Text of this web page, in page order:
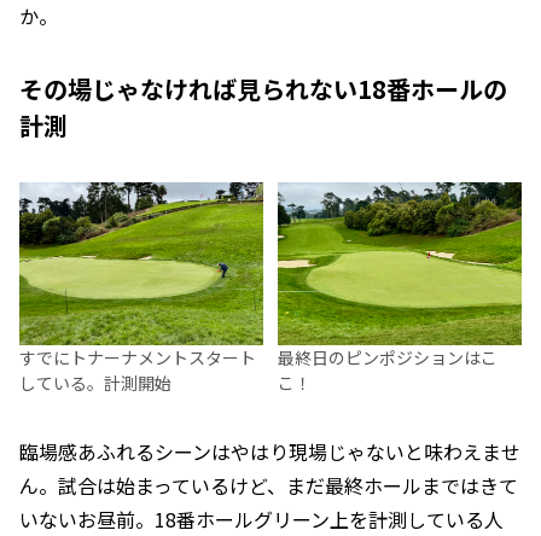
か。
その場じゃなければ見られない18番ホールの
計測
すでにトナーナメントスタート
している。計測開始
最終日のピンポジションはこ
こ！
臨場感あふれるシーンはやはり現場じゃないと味わえませ
ん。試合は始まっているけど、まだ最終ホールまではきて
いないお昼前。18番ホールグリーン上を計測している人